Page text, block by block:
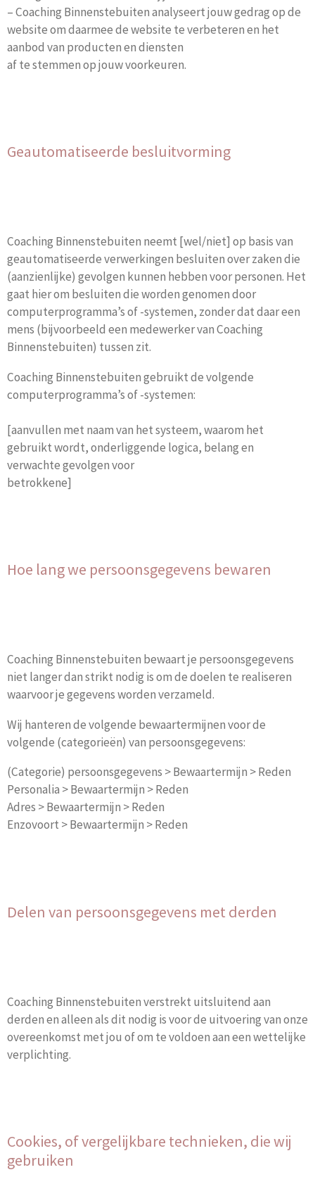
– Coaching Binnenstebuiten analyseert jouw gedrag op de
website om daarmee de website te verbeteren en het
aanbod van producten en diensten
af te stemmen op jouw voorkeuren.
Geautomatiseerde besluitvorming
Coaching Binnenstebuiten neemt [wel/niet] op basis van
geautomatiseerde verwerkingen besluiten over zaken die
(aanzienlijke) gevolgen kunnen hebben voor personen. Het
gaat hier om besluiten die worden genomen door
computerprogramma’s of -systemen, zonder dat daar een
mens (bijvoorbeeld een medewerker van Coaching
Binnenstebuiten) tussen zit.
Coaching Binnenstebuiten gebruikt de volgende
computerprogramma’s of -systemen:
[aanvullen met naam van het systeem, waarom het
gebruikt wordt, onderliggende logica, belang en
verwachte gevolgen voor
betrokkene]
Hoe lang we persoonsgegevens bewaren
Coaching Binnenstebuiten bewaart je persoonsgegevens
niet langer dan strikt nodig is om de doelen te realiseren
waarvoor je gegevens worden verzameld.
Wij hanteren de volgende bewaartermijnen voor de
volgende (categorieën) van persoonsgegevens:
(Categorie) persoonsgegevens > Bewaartermijn > Reden
Personalia > Bewaartermijn > Reden
Adres > Bewaartermijn > Reden
Enzovoort > Bewaartermijn > Reden
Delen van persoonsgegevens met derden
Coaching Binnenstebuiten verstrekt uitsluitend aan
derden en alleen als dit nodig is voor de uitvoering van onze
overeenkomst met jou of om te voldoen aan een wettelijke
verplichting.
Cookies, of vergelijkbare technieken, die wij
gebruiken